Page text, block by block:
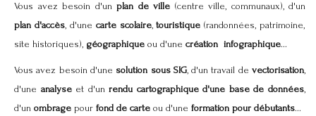
Vous avez besoin d'un plan de ville (centre ville, communaux), d'un
plan d'accès, d'une carte scolaire,touristique (randonnées, patrimoine,
site historiques), géographique ou d'une création infographique...
Vous avez besoin d'une solution sous SIG, d'un travail devectorisation,
d'une analyseet d'unrendu cartographique d'une base de données,
d'un ombrage pour fond de carte ou d'une formation pour débutants...